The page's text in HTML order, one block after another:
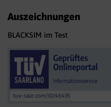
Auszeichnungen
BLACKSIM im Test